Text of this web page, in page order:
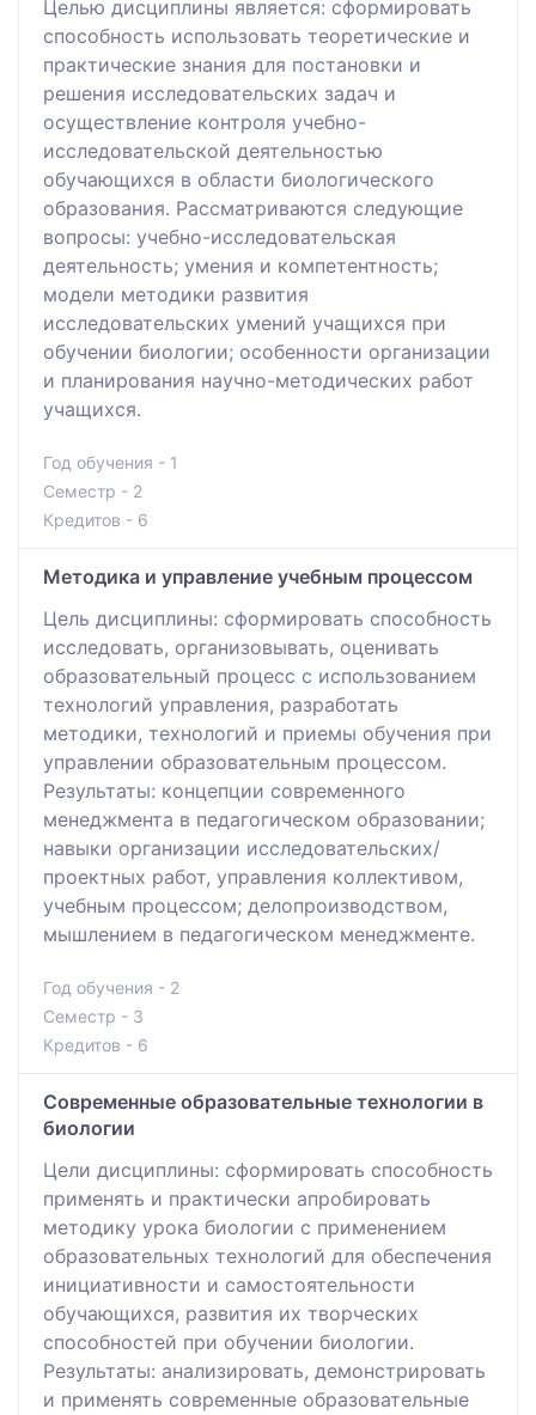
Целью дисциплины является: сформировать
способность использовать теоретические и
практические знания для постановки и
решения исследовательских задач и
осуществление контроля учебно-
исследовательской деятельностью
обучающихся в области биологического
образования. Рассматриваются следующие
вопросы: учебно-исследовательская
деятельность; умения и компетентность;
модели методики развития
исследовательских умений учащихся при
обучении биологии; особенности организации
и планирования научно-методических работ
учащихся.
Год обучения - 1
Семестр - 2
Кредитов - 6
Методика и управление учебным процессом
Цель дисциплины: cформировать способность
исследовать, организовывать, оценивать
образовательный процесс с использованием
технологий управления, разработать
методики, технологий и приемы обучения при
управлении образовательным процессом.
Результаты: концепции современного
менеджмента в педагогическом образовании;
навыки организации исследовательских/
проектных работ, управления коллективом,
учебным процессом; делопроизводством,
мышлением в педагогическом менеджменте.
Год обучения - 2
Семестр - 3
Кредитов - 6
Современные образовательные технологии в
биологии
Цели дисциплины: cформировать способность
применять и практически апробировать
методику урока биологии с применением
образовательных технологий для обеспечения
инициативности и самостоятельности
обучающихся, развития их творческих
способностей при обучении биологии.
Результаты: анализировать, демонстрировать
и применять современные образовательные